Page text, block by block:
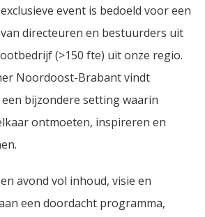
event is bedoeld voor een
directeuren en bestuurders uit
(>150 fte) uit onze regio.
Noordoost-Brabant vindt
bijzondere setting waarin
ontmoeten, inspireren en
avond vol inhoud, visie en
een doordacht programma,